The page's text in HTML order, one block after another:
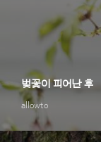
allowto
벚꽃이 피어난 후